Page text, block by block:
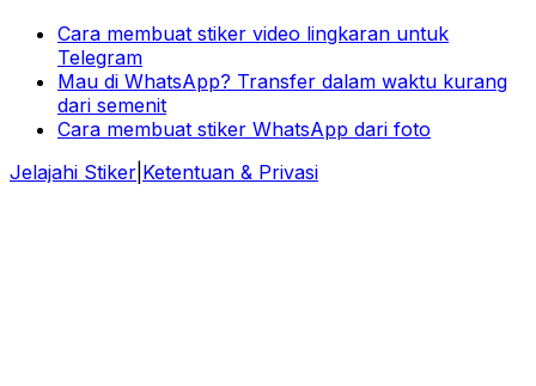
Cara membuat stiker video lingkaran untuk
Telegram
Mau di WhatsApp? Transfer dalam waktu kurang
dari semenit
Cara membuat stiker WhatsApp dari foto
Jelajahi Stiker Ketentuan & Privasi